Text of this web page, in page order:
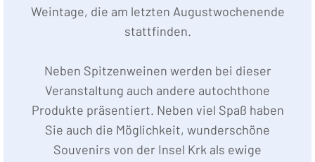
Weintage, die am letzten Augustwochenende
stattfinden.
Neben Spitzenweinen werden bei dieser
Veranstaltung auch andere autochthone
Produkte präsentiert. Neben viel Spaß haben
Sie auch die Möglichkeit, wunderschöne
Souvenirs von der Insel Krk als ewige